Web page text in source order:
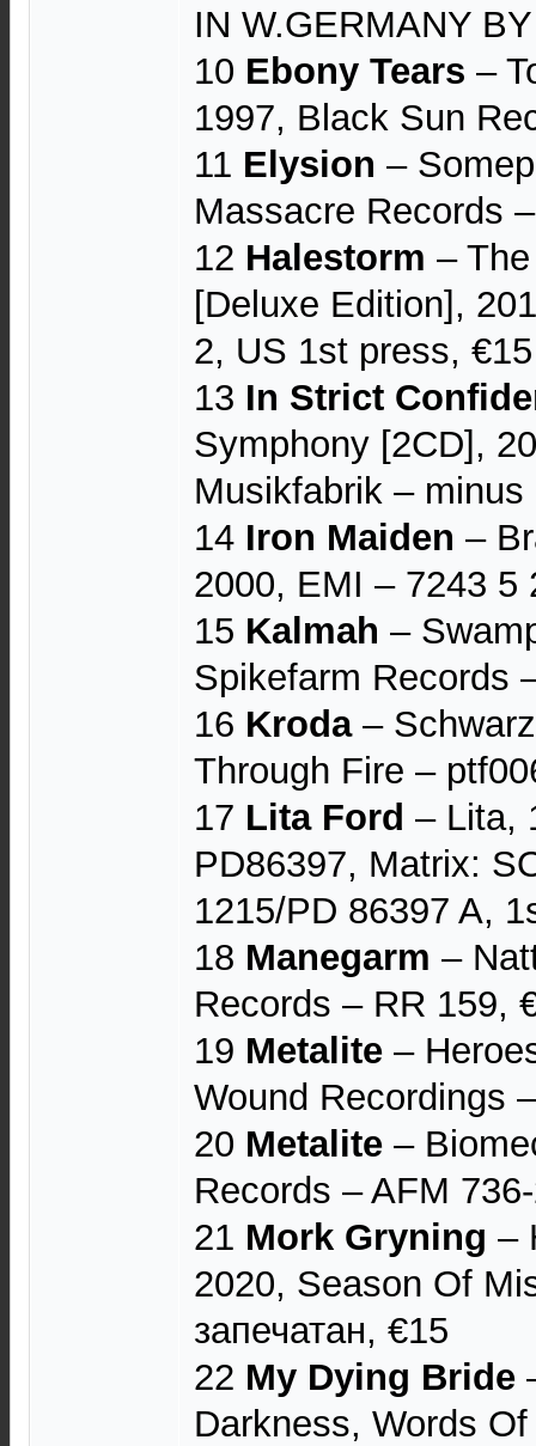
IN W.GERMANY
10 Ebony Tears ‎–
1997, Black Sun
11 Elysion –
Massacre Records
12 Halestorm ‎–
[Deluxe Edition],
2, US 1st press, €15
13 In Strict
Symphony [2CD],
Musikfabrik – minus
14 Iron Maiden –
2000, EMI – 7243 5
15 Kalmah ‎–
Spikefarm Records
16 Kroda‎–
Through Fire ‎–
17 Lita Ford – Lita,
PD86397, Matrix:
1215/PD 86397 A,
18 Manegarm –
Records – RR 159,
19 Metalite –
Wound Recordings
20 Metalite –
Records – AFM
21 Mork Gryning –
2020, Season Of
запечатан, €15
22 My Dying Bride
Darkness, Words